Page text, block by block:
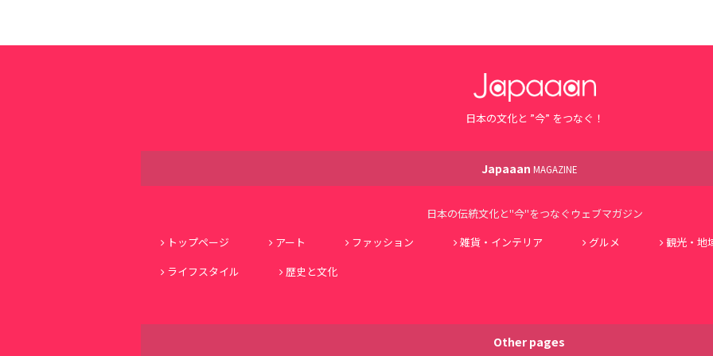
日本の文化と ”今” をつなぐ！
Japaaan MAGAZINE
日本の伝統文化と"今"をつなぐウェブマガジン
トップページ
アート ファッション 雑貨・インテリア グルメ 観光・地
ライフスタイル
歴史と文化
Other pages